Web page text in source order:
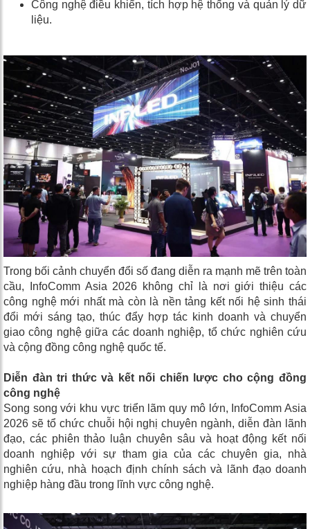
Công nghệ điều khiển, tích hợp hệ thống và quản lý dữ
liệu.
Trong bối cảnh chuyển đổi số đang diễn ra mạnh mẽ trên toàn
cầu, InfoComm Asia 2026 không chỉ là nơi giới thiệu các
công nghệ mới nhất mà còn là nền tảng kết nối hệ sinh thái
đổi mới sáng tạo, thúc đẩy hợp tác kinh doanh và chuyển
giao công nghệ giữa các doanh nghiệp, tổ chức nghiên cứu
và cộng đồng công nghệ quốc tế.
Diễn đàn tri thức và kết nối chiến lược cho cộng đồng
công nghệ
Song song với khu vực triển lãm quy mô lớn, InfoComm Asia
2026 sẽ tổ chức chuỗi hội nghị chuyên ngành, diễn đàn lãnh
đạo, các phiên thảo luận chuyên sâu và hoạt động kết nối
doanh nghiệp với sự tham gia của các chuyên gia, nhà
nghiên cứu, nhà hoạch định chính sách và lãnh đạo doanh
nghiệp hàng đầu trong lĩnh vực công nghệ.